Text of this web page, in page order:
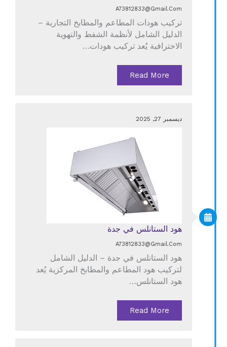
A73812833@gmail.com
تركيب هودات المطاعم والمطابخ التجارية –
الدليل الشامل لأنظمة الشفط والتهوية
الاحترافية يُعد تركيب هودات…
Read More
ديسمبر 27, 2025
هود الستانلس في جدة
A73812833@gmail.com
هود الستانلس في جدة – الدليل الشامل
لتركيب هود المطاعم والمطابخ المركزية يُعد
هود الستانلس…
Read More